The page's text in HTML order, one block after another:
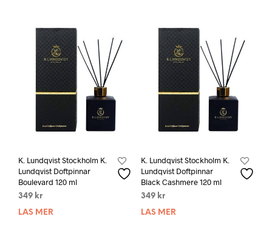
K. Lundqvist Stockholm K.
Lundqvist Doftpinnar
Boulevard 120 ml
349 kr
LÄS MER
K. Lundqvist Stockholm K.
Lundqvist Doftpinnar
Black Cashmere 120 ml
349 kr
LÄS MER